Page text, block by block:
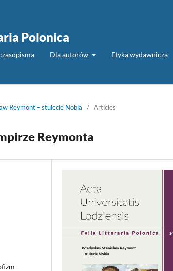
Polonica
Dla autorów Etyka wydawnicza
Reymont – stulecie Nobla / Articles
Reymonta